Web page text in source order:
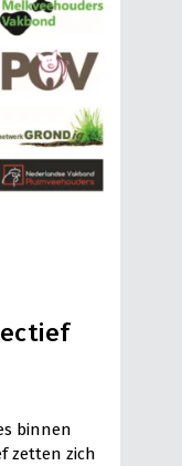
binnen
zetten zich